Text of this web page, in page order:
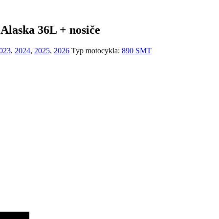
36L + nosiče
, 2024, 2025, 2026 Typ motocykla: 890 SMT